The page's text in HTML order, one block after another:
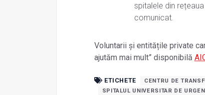
spitalele din
comunicat.
Voluntarii și entitățile private
ajutăm mai mult” disponibilă
ETICHETE CENTRU DE
SPITALUL UNIVERSITAR DE